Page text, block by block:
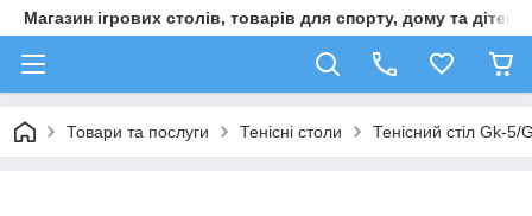
Магазин ігрових столів, товарів для спорту, дому та дітей
Товари та послуги Тенісні столи Тенісний стіл Gk-